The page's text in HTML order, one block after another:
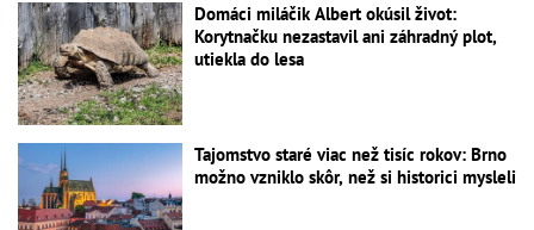
Domáci miláčik Albert okúsil život:
Korytnačku nezastavil ani záhradný plot,
utiekla do lesa
Tajomstvo staré viac než tisíc rokov: Brno
možno vzniklo skôr, než si historici mysleli